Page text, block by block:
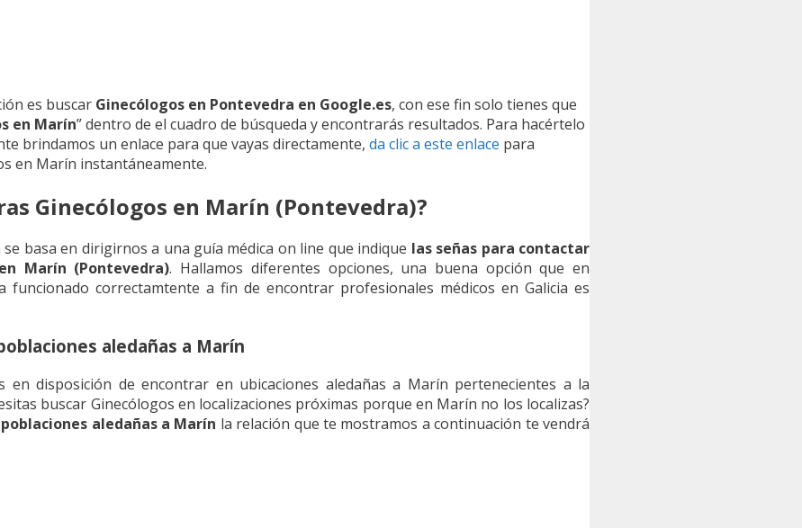
es buscar Ginecólogos en Pontevedra en Google.es, con ese fin solo tienes que
en Marín” dentro de el cuadro de búsqueda y encontrarás resultados. Para hacértelo
brindamos un enlace para que vayas directamente, da clic a este enlace para
en Marín instantáneamente.
Ginecólogos en Marín (Pontevedra)?
basa en dirigirnos a una guía médica on line que indique las señas para contactar
Marín (Pontevedra). Hallamos diferentes opciones, una buena opción que en
funcionado correctamtente a fin de encontrar profesionales médicos en Galicia es
aledañas a Marín
disposición de encontrar en ubicaciones aledañas a Marín pertenecientes a la
buscar Ginecólogos en localizaciones próximas porque en Marín no los localizas?
aledañas a Marín la relación que te mostramos a continuación te vendrá